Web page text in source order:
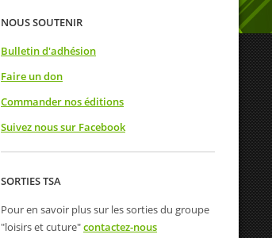
NOUS SOUTENIR
Bulletin d'adhésion
Faire un don
Commander nos éditions
Suivez nous sur Facebook
SORTIES TSA
Pour en savoir plus sur les sorties du groupe
"loisirs et cuture"contactez-nous